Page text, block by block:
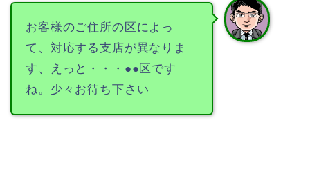
お客様のご住所の区によっ
て、対応する支店が異なりま
す、えっと・・・●●区です
ね。少々お待ち下さい